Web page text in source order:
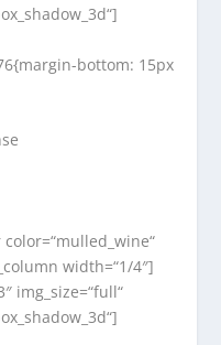
bottom: 15px
width=“1/4″]
img_size=“full“